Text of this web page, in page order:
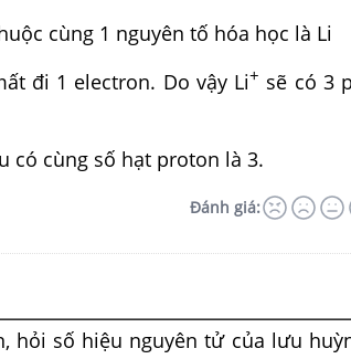
cùng 1 nguyên tố hóa học là Li
đi 1 electron. Do vậy Li+ sẽ có 3
có cùng số hạt proton là 3.
Đánh giá:
hỏi số hiệu nguyên tử của lưu